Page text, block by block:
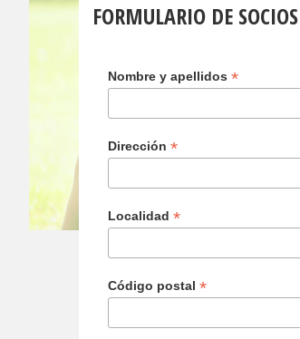
FORMULARIO DE
Nombre y apellidos *
Dirección *
Localidad *
Código postal *